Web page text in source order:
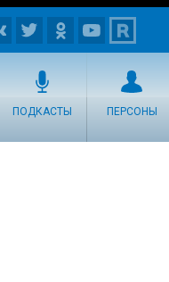
ПОДКАСТЫ ПЕРСОНЫ